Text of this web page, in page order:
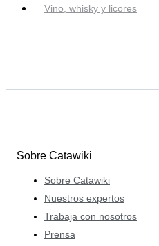
Vino, whisky y licores
Sobre Catawiki
Sobre Catawiki
Nuestros expertos
Trabaja con nosotros
Prensa